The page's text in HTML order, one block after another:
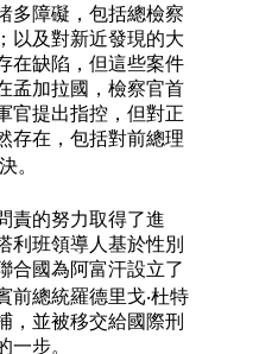
多障礙，包括總檢察
以及對新近發現的大
在缺陷，但這些案件
孟加拉國，檢察官首
官提出指控，但對正
存在，包括對前總理
。
責的努力取得了進
利班領導人基於性別
合國為阿富汗設立了
前總統羅德里戈‧杜特
，並被移交給國際刑
步。